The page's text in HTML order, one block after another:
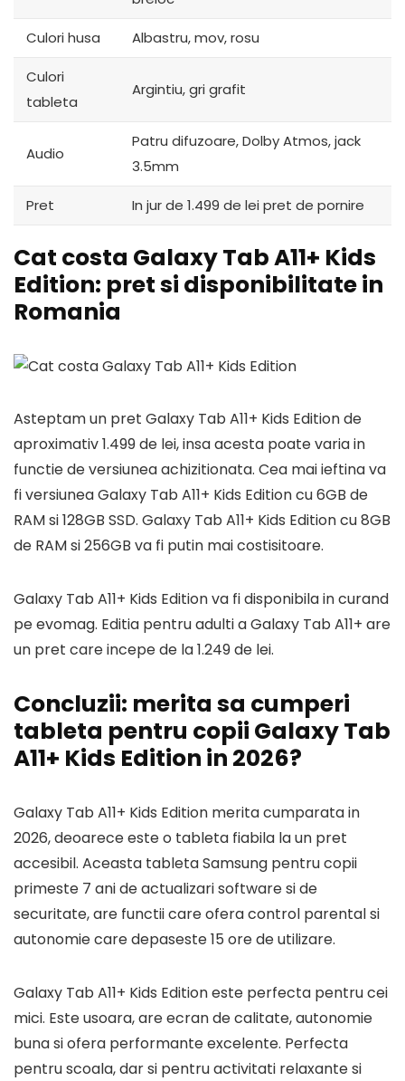
Culori husa Albastru, mov, rosu
Culori
tableta
Argintiu, gri grafit
Audio
Patru difuzoare, Dolby Atmos, jack
3.5mm
Pret In jur de 1.499 de lei pret de pornire
Cat costa Galaxy Tab A11+ Kids
Edition: pret si disponibilitate in
Romania
Asteptam un pret Galaxy Tab A11+ Kids Edition de
aproximativ 1.499 de lei, insa acesta poate varia in
functie de versiunea achizitionata. Cea mai ieftina va
fi versiunea Galaxy Tab A11+ Kids Edition cu 6GB de
RAM si 128GB SSD. Galaxy Tab A11+ Kids Edition cu 8GB
de RAM si 256GB va fi putin mai costisitoare.
Galaxy Tab A11+ Kids Edition va fi disponibila in curand
pe evomag. Editia pentru adulti a Galaxy Tab A11+ are
un pret care incepe de la 1.249 de lei.
Concluzii: merita sa cumperi
tableta pentru copii Galaxy Tab
A11+ Kids Edition in 2026?
Galaxy Tab A11+ Kids Edition merita cumparata in
2026, deoarece este o tableta fiabila la un pret
accesibil. Aceasta tableta Samsung pentru copii
primeste 7 ani de actualizari software si de
securitate, are functii care ofera control parental si
autonomie care depaseste 15 ore de utilizare.
Galaxy Tab A11+ Kids Edition este perfecta pentru cei
mici. Este usoara, are ecran de calitate, autonomie
buna si ofera performante excelente. Perfecta
pentru scoala, dar si pentru activitati relaxante si